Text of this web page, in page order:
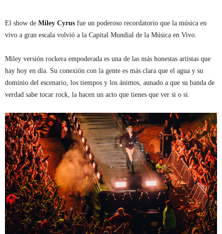
El show de Miley Cyrus fue un poderoso recordatorio que la música en
vivo a gran escala volvió a la Capital Mundial de la Música en Vivo.
Miley versión rockera empoderada es una de las más honestas artistas que
hay hoy en día. Su conexión con la gente es más clara que el agua y su
dominio del escenario, los tiempos y los ánimos, aunado a que su banda de
verdad sabe tocar rock, la hacen un acto que tienes que ver si o si.